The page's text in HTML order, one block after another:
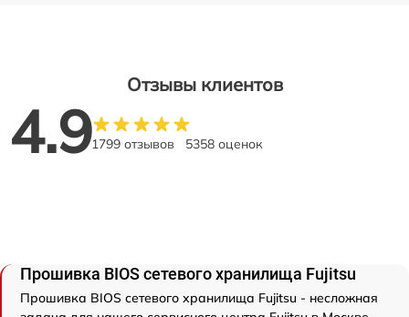
Отзывы клиентов
4.91799 отзывов 5358 оценок
Прошивка BIOS сетевого хранилища Fujitsu
Прошивка BIOS сетевого хранилища Fujitsu - несложная